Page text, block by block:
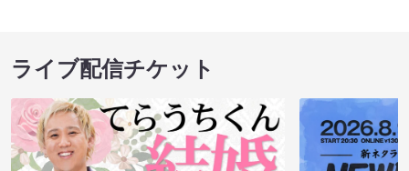
ライブ配信チケット